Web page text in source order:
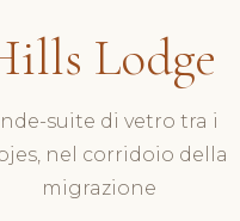
Lodge
suite di vetro tra i
nel corridoio della
migrazione